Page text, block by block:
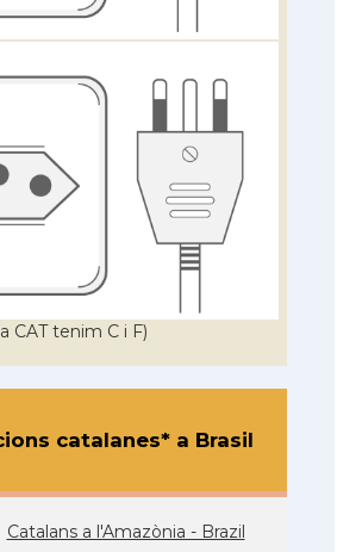
CAT tenim C i F)
catalanes* a Brasil
Catalans a l'Amazònia - Brazil